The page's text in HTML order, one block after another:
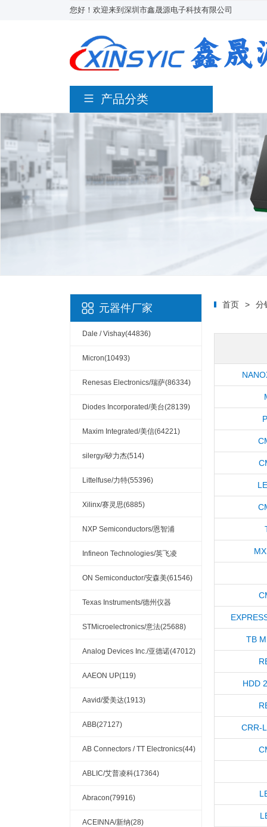
您好！欢迎来到深圳市鑫晟源电子科技有限公司
产品分类
元器件厂家
Dale / Vishay(44836)
Micron(10493)
Renesas Electronics/瑞萨(86334)
Diodes Incorporated/美台(28139)
Maxim Integrated/美信(64221)
silergy/矽力杰(514)
Littelfuse/力特(55396)
Xilinx/赛灵思(6885)
NXP Semiconductors/恩智浦
(32132)
Infineon Technologies/英飞凌
(33756)
ON Semiconductor/安森美(61546)
Texas Instruments/德州仪器
(121337)
STMicroelectronics/意法(25688)
Analog Devices Inc./亚德诺(47012)
AAEON UP(119)
Aavid/爱美达(1913)
ABB(27127)
AB Connectors / TT Electronics(44)
ABLIC/艾普凌科(17364)
Abracon(79916)
ACEINNA/新纳(28)
首页 > 分
TB
HDD
CRR-